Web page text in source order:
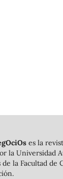
es la
la Universidad
la Facultad de